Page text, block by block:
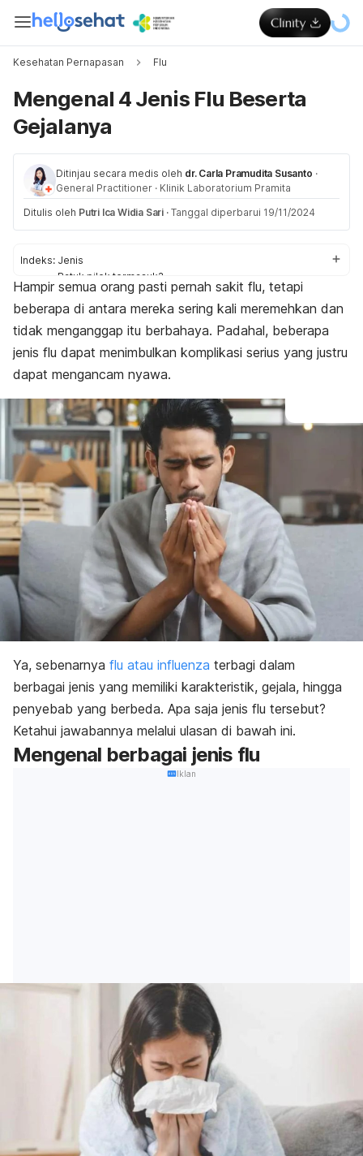
Kesehatan Pernapasan Flu
Mengenal 4 Jenis Flu Beserta
Gejalanya
Ditinjau secara medis oleh dr. Carla Pramudita Susanto ·
General Practitioner · Klinik Laboratorium Pramita
Ditulis oleh Putri Ica Widia Sari · Tanggal diperbarui 19/11/2024
Indeks: Jenis
Batuk pilek termasuk?
Pencegahan
Hampir semua orang pasti pernah sakit flu, tetapi
beberapa di antara mereka sering kali meremehkan dan
tidak menganggap itu berbahaya. Padahal, beberapa
jenis flu dapat menimbulkan komplikasi serius yang justru
dapat mengancam nyawa.
Ya, sebenarnya flu atau influenza terbagi dalam
berbagai jenis yang memiliki karakteristik, gejala, hingga
penyebab yang berbeda. Apa saja jenis flu tersebut?
Ketahui jawabannya melalui ulasan di bawah ini.
Mengenal berbagai jenis flu
Iklan